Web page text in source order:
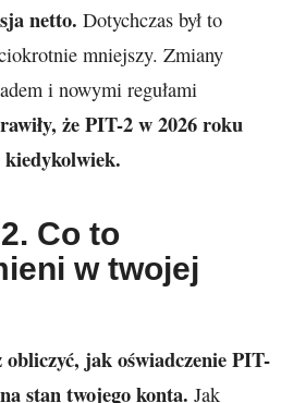
netto. Dotychczas był to
mniejszy. Zmiany
i nowymi regułami
że PIT-2 w 2026roku
Co to
w twojej
obliczyć, jak oświadczenie PIT-
stan twojego konta. Jak